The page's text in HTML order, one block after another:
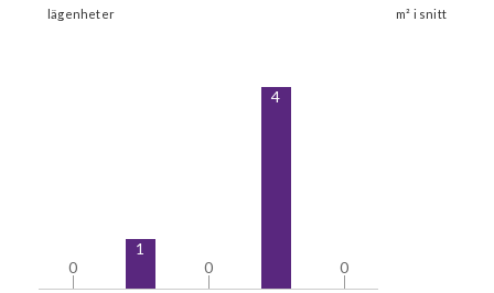
0
0
1
0
0
4
0
0